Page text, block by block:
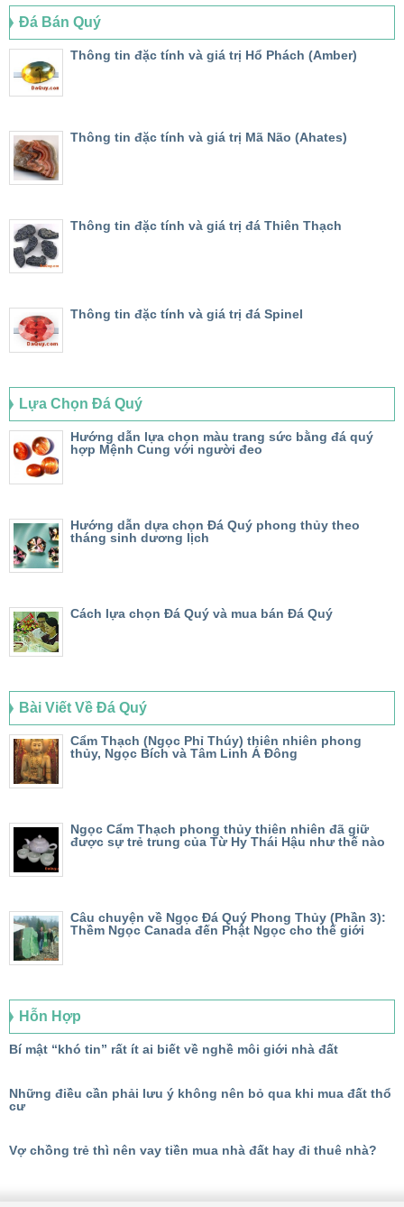
Đá Bán Quý
Thông tin đặc tính và giá trị Hổ Phách (Amber)
Thông tin đặc tính và giá trị Mã Não (Ahates)
Thông tin đặc tính và giá trị đá Thiên Thạch
Thông tin đặc tính và giá trị đá Spinel
Lựa Chọn Đá Quý
Hướng dẫn lựa chọn màu trang sức bằng đá quý
hợp Mệnh Cung với người đeo
Hướng dẫn dựa chọn Đá Quý phong thủy theo
tháng sinh dương lịch
Cách lựa chọn Đá Quý và mua bán Đá Quý
Bài Viết Về Đá Quý
Cẩm Thạch (Ngọc Phỉ Thúy) thiên nhiên phong
thủy, Ngọc Bích và Tâm Linh Á Đông
Ngọc Cẩm Thạch phong thủy thiên nhiên đã giữ
được sự trẻ trung của Từ Hy Thái Hậu như thế nào
Câu chuyện về Ngọc Đá Quý Phong Thủy (Phần 3):
Thềm Ngọc Canada đến Phật Ngọc cho thế giới
Hỗn Hợp
Bí mật “khó tin” rất ít ai biết về nghề môi giới nhà đất
Những điều cần phải lưu ý không nên bỏ qua khi mua đất thổ
cư
Vợ chồng trẻ thì nên vay tiền mua nhà đất hay đi thuê nhà?